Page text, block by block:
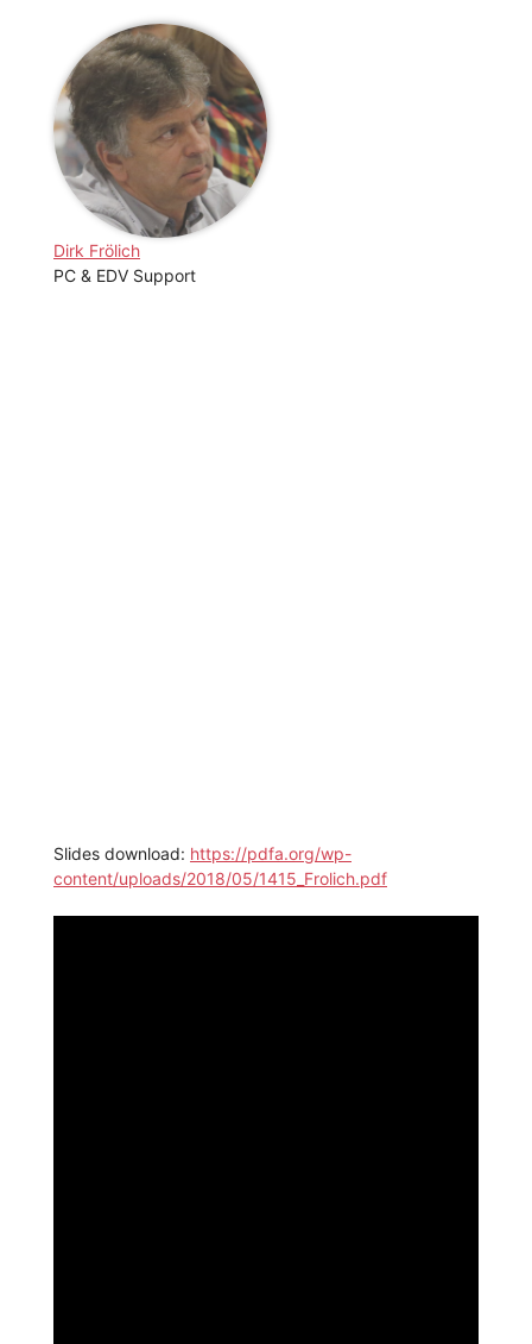
Dirk Frölich
PC & EDV Support
Slides download: https://pdfa.org/wp-
content/uploads/2018/05/1415_Frolich.pdf